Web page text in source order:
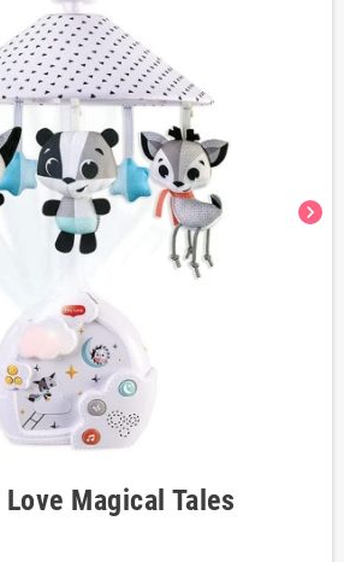
chevron_right
Magical Tales